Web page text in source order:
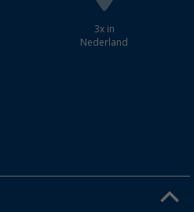
3x in
Nederland